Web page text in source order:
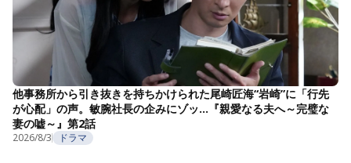
他事務所から引き抜きを持ちかけられた尾崎匠海“岩崎”に「行先
が心配」の声。敏腕社長の企みにゾッ…『親愛なる夫へ～完璧な
妻の嘘～』第2話
2026/8/3 ドラマ